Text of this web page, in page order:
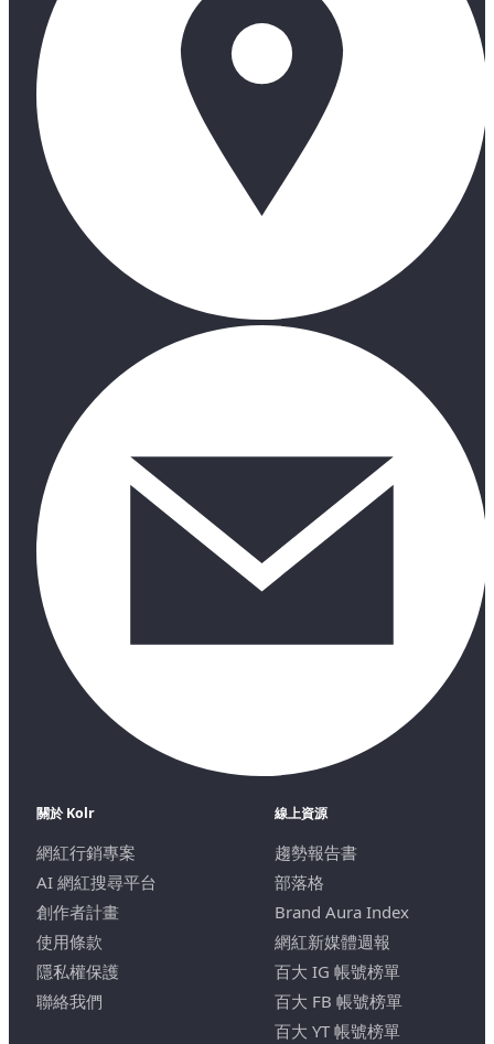
關於 Kolr
網紅行銷專案
AI 網紅搜尋平台
創作者計畫
使用條款
隱私權保護
聯絡我們
線上資源
趨勢報告書
部落格
Brand Aura Index
網紅新媒體週報
百大 IG 帳號榜單
百大 FB 帳號榜單
百大 YT 帳號榜單